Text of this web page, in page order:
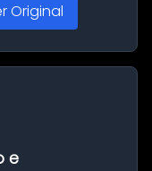
Original
e